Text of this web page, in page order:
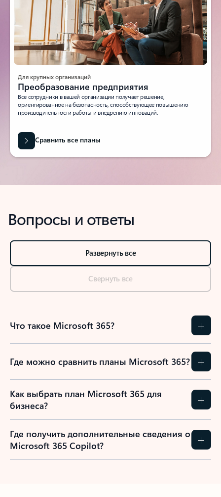
Для крупных организаций
Преобразование предприятия
Все сотрудники в вашей организации получает решение,
ориентированное на безопасность, способствующее повышению
производительности работы и внедрению инноваций.
Сравнить все планы
Вопросы и ответы
Развернуть все
Свернуть все
Что такое Microsoft 365?
Где можно сравнить планы Microsoft 365?
Как выбрать план Microsoft 365 для
бизнеса?
Где получить дополнительные сведения о
Microsoft 365 Copilot?